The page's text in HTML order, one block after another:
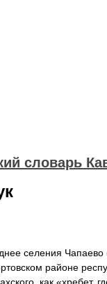
словарь
селения Чапаево
районе